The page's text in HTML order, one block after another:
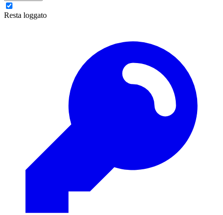
Resta loggato